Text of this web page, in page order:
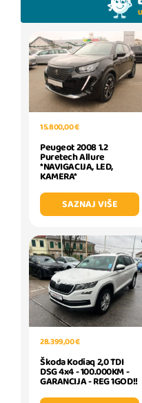
15.800,00 €
Peugeot 2008 1.2
Puretech Allure
*NAVIGACIJA, LED,
KAMERA*
SAZNAJ VIŠE
28.399,00 €
Škoda Kodiaq 2,0 TDI
DSG 4x4 - 100.000KM -
GARANCIJA - REG 1GOD!!